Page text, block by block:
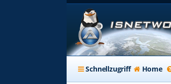
Schnellzugriff Home